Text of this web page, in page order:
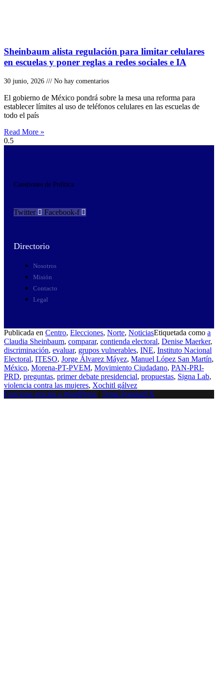
Sheinbaum alista regulación para limitar celulares
en escuelas y poner reglas a redes sociales e IA
30 junio, 2026 No hay comentarios
El gobierno de México pondrá sobre la mesa una reforma para
establecer límites al uso de teléfonos celulares en las escuelas de
todo el país
Read More »
Cuestiones de Política
Twitter Facebook-f
Directorio
Nosotros
Misión
Contacto
Legal
Publicada en Centro, Elecciones, Norte, NoticiasEtiquetada como a
Claudia Sheinbaum, comparar, contienda electoral, Denise Maerker,
discriminación, evaluar, grupos vulnerables, INE, Instituto Nacional
Electoral, ITESO, Jorge Álvarez Máyez, Manuel López San Martín,
México, Morena-PT-PVEM, Movimiento Ciudadano, PAN-PRI-
PRD, preguntas, primer debate presidencial, propuestas, Signa Lab,
violencia contra las mujeres, Xochitl gálvez
Funciona gracias a WordPress
Tema PopularFX